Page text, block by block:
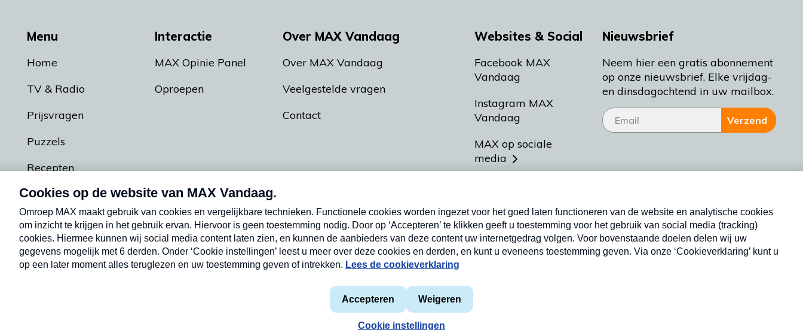
Menu
Home
TV & Radio
Prijsvragen
Puzzels
Recepten
Podcasts
Interactie
MAX Opinie Panel
Oproepen
Over MAX Vandaag
Over MAX Vandaag
Veelgestelde vragen
Contact
Websites & Social
Facebook MAX
Vandaag
Instagram MAX
Vandaag
MAX op sociale
media
Meldpunt Actueel
Heel Holland Bakt
Nieuwsbrief
Neem hier een gratis abonnement
op onze nieuwsbrief. Elke vrijdag-
en dinsdagochtend in uw mailbox.
Verzend
Privacyverklaring
Cookieverklaring
Nieuwsbrief
Neem hier een gratis abonnement op onze